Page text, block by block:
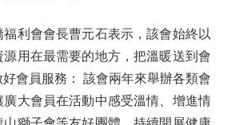
會會長曹元石表示，該會始終以
用在最需要的地方，把溫暖送到會
會員服務： 該會兩年來舉辦各類會
廣大會員在活動中感受溫情、增進情